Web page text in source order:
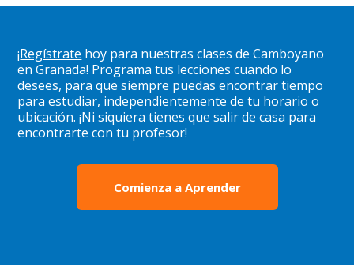
¡Regístrate hoy para nuestras clases de Camboyano
en Granada! Programa tus lecciones cuando lo
desees, para que siempre puedas encontrar tiempo
para estudiar, independientemente de tu horario o
ubicación. ¡Ni siquiera tienes que salir de casa para
encontrarte con tu profesor!
Comienza a Aprender